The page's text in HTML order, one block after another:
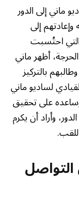
ماني إلى الدور
إلى
التي احتُسبت
أظهر ماني
بالتركيز
لساديو ماني
على تحقيق
وأراد أن يكرم